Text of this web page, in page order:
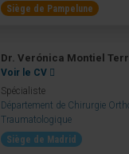
Siège de Pampelune
Dr. Verónica Montiel
Voir le CV
Spécialiste
Département de Chirurgie
Traumatologique
Siège de Madrid